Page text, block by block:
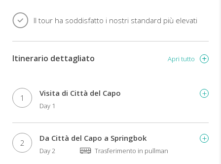
e
ammirerete
sul
Namib
I
trasferimenti
bordo
di
Il tour ha soddisfatto i nostri standard più elevati
Itinerario dettagliato Apri tutto
1 Visita di Città del Capo
Day 1
2 Da Città del Capo a Springbok
Day 2 Trasferimento in pullman